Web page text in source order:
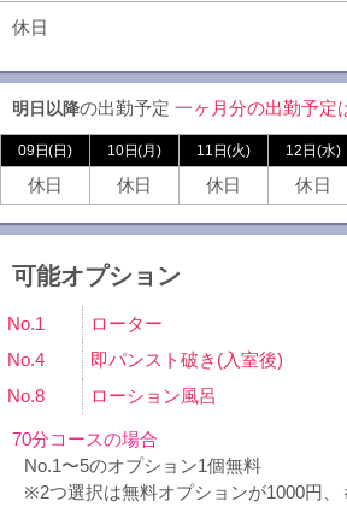
休日
明日以降の出勤予定 一ヶ月分の出勤予定
09日(日) 10日(月) 11日(火) 12日(水)
休日 休日 休日 休日
可能オプション
No.1 ローター
No.4
即パンスト破き(入室後)
No.8
ローション風呂
70分コースの場合
No.1〜5のオプション1個無料
※2つ選択は無料オプションが1000円、